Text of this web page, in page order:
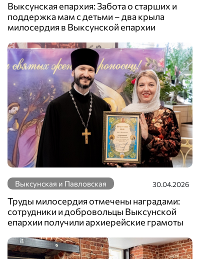
Выксунская епархия: Забота о старших и
поддержка мам с детьми – два крыла
милосердия в Выксунской епархии
Выксунская и Павловская 30.04.2026
Труды милосердия отмечены наградами:
сотрудники и добровольцы Выксунской
епархии получили архиерейские грамоты